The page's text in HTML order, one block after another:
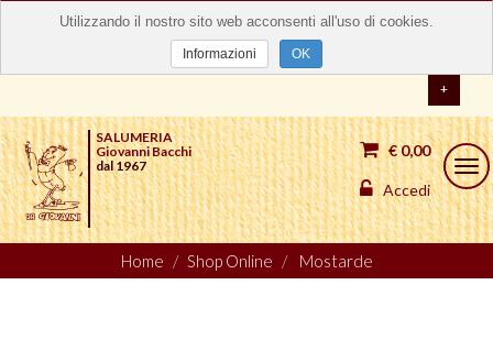
+
€ 0,00
Accedi
SALUMERIA
Giovanni Bacchi
dal 1967
Home Shop Online Mostarde
Utilizzando il nostro sito web acconsenti all'uso di cookies.
Informazioni OK